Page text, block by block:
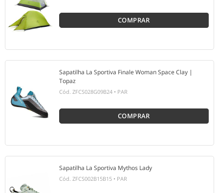
COMPRAR
Sapatilha La Sportiva Finale Woman Space Clay |
Topaz
Cód. ZFCS028G09B24 • PAR
COMPRAR
Sapatilha La Sportiva Mythos Lady
Cód. ZFCS002B15B15 • PAR